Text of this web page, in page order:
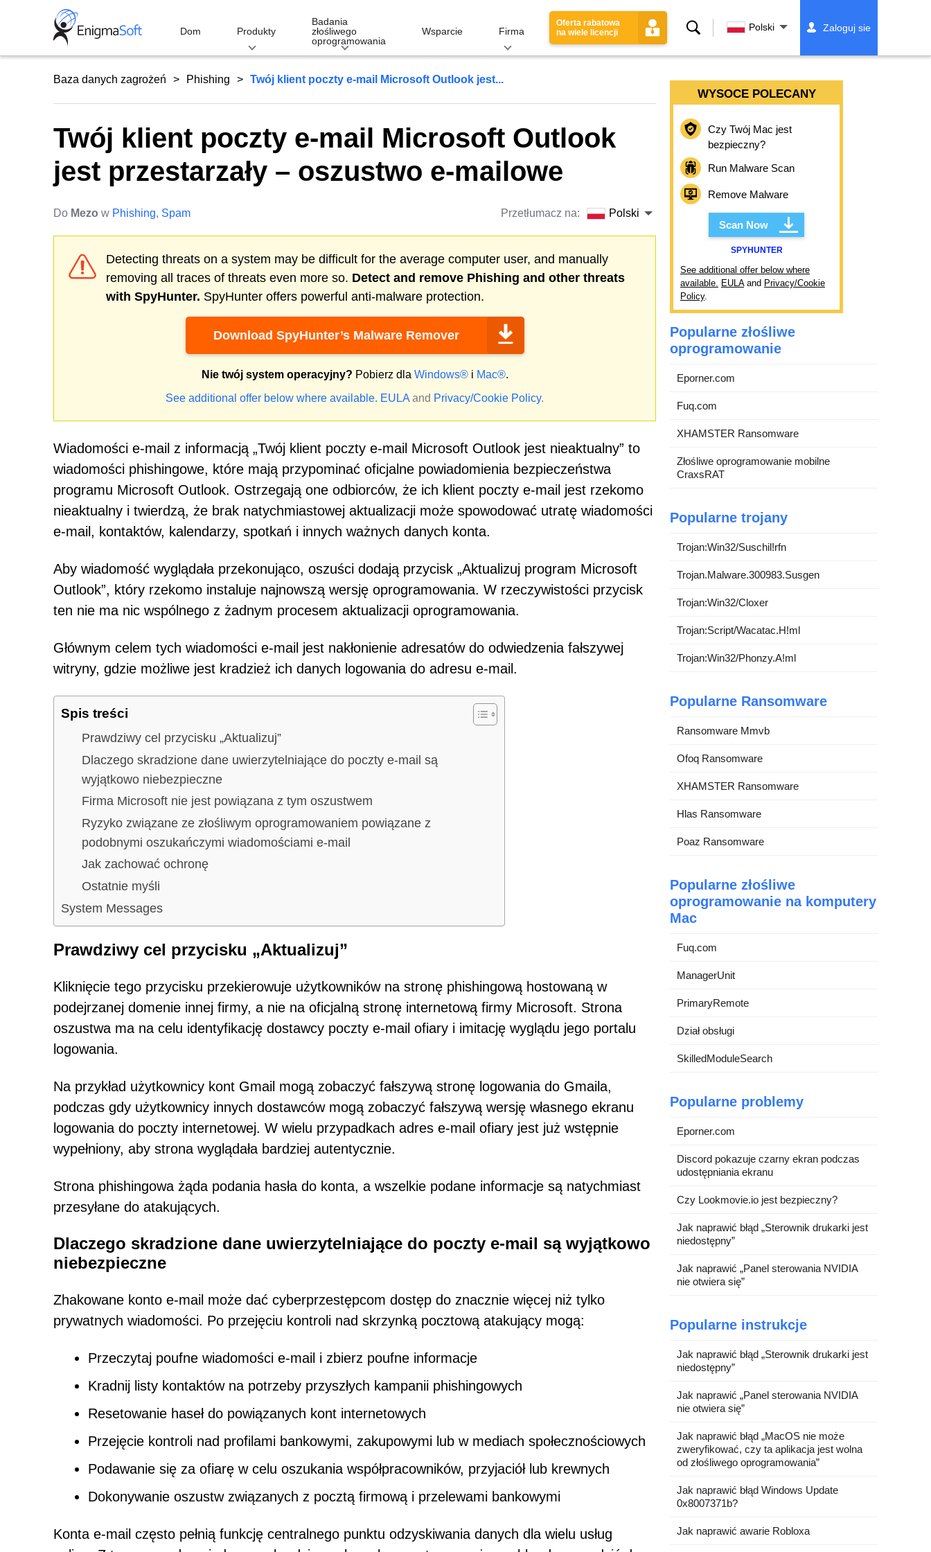
Dom Produkty
Badania
złośliwego
oprogramowania
Wsparcie Firma
Oferta rabatowa
na wiele licencji
Szukaj Polski Zaloguj sie
Baza danych zagrożeń Phishing Twój klient poczty e-mail Microsoft Outlook jest...
Twój klient poczty e-mail Microsoft Outlook
jest przestarzały – oszustwo e-mailowe
Do Mezo w Phishing, Spam Przetłumacz na: Polski
Detecting threats on a system may be difficult for the average computer user, and manually
removing all traces of threats even more so. Detect and remove Phishing and other threats
with SpyHunter. SpyHunter offers powerful anti-malware protection.
Download SpyHunter’s Malware Remover
Nie twój system operacyjny? Pobierz dla Windows®i Mac®.
See additional offer below where available. EULA and Privacy/Cookie Policy.
Wiadomości e-mail z informacją „Twój klient poczty e-mail Microsoft Outlook jest nieaktualny” to
wiadomości phishingowe, które mają przypominać oficjalne powiadomienia bezpieczeństwa
programu Microsoft Outlook. Ostrzegają one odbiorców, że ich klient poczty e-mail jest rzekomo
nieaktualny i twierdzą, że brak natychmiastowej aktualizacji może spowodować utratę wiadomości
e-mail, kontaktów, kalendarzy, spotkań i innych ważnych danych konta.
Aby wiadomość wyglądała przekonująco, oszuści dodają przycisk „Aktualizuj program Microsoft
Outlook”, który rzekomo instaluje najnowszą wersję oprogramowania. W rzeczywistości przycisk
ten nie ma nic wspólnego z żadnym procesem aktualizacji oprogramowania.
Głównym celem tych wiadomości e-mail jest nakłonienie adresatów do odwiedzenia fałszywej
witryny, gdzie możliwe jest kradzież ich danych logowania do adresu e-mail.
Spis treści
Prawdziwy cel przycisku „Aktualizuj”
Dlaczego skradzione dane uwierzytelniające do poczty e-mail są
wyjątkowo niebezpieczne
Firma Microsoft nie jest powiązana z tym oszustwem
Ryzyko związane ze złośliwym oprogramowaniem powiązane z
podobnymi oszukańczymi wiadomościami e-mail
Jak zachować ochronę
Ostatnie myśli
System Messages
Prawdziwy cel przycisku „Aktualizuj”
Kliknięcie tego przycisku przekierowuje użytkowników na stronę phishingową hostowaną w
podejrzanej domenie innej firmy, a nie na oficjalną stronę internetową firmy Microsoft. Strona
oszustwa ma na celu identyfikację dostawcy poczty e-mail ofiary i imitację wyglądu jego portalu
logowania.
Na przykład użytkownicy kont Gmail mogą zobaczyć fałszywą stronę logowania do Gmaila,
podczas gdy użytkownicy innych dostawców mogą zobaczyć fałszywą wersję własnego ekranu
logowania do poczty internetowej. W wielu przypadkach adres e-mail ofiary jest już wstępnie
wypełniony, aby strona wyglądała bardziej autentycznie.
Strona phishingowa żąda podania hasła do konta, a wszelkie podane informacje są natychmiast
przesyłane do atakujących.
Dlaczego skradzione dane uwierzytelniające do poczty e-mail są wyjątkowo
niebezpieczne
Zhakowane konto e-mail może dać cyberprzestępcom dostęp do znacznie więcej niż tylko
prywatnych wiadomości. Po przejęciu kontroli nad skrzynką pocztową atakujący mogą:
Przeczytaj poufne wiadomości e-mail i zbierz poufne informacje
Kradnij listy kontaktów na potrzeby przyszłych kampanii phishingowych
Resetowanie haseł do powiązanych kont internetowych
Przejęcie kontroli nad profilami bankowymi, zakupowymi lub w mediach społecznościowych
Podawanie się za ofiarę w celu oszukania współpracowników, przyjaciół lub krewnych
Dokonywanie oszustw związanych z pocztą firmową i przelewami bankowymi
Konta e-mail często pełnią funkcję centralnego punktu odzyskiwania danych dla wielu usług
WYSOCE POLECANY
Czy Twój Mac jest
bezpieczny?
Run Malware Scan
Remove Malware
Scan Now
SPYHUNTER
See additional offer below where
available. EULAand Privacy/Cookie
Policy.
Popularne złośliwe
oprogramowanie
Eporner.com
Fuq.com
XHAMSTER Ransomware
Złośliwe oprogramowanie mobilne
CraxsRAT
Popularne trojany
Trojan:Win32/Suschil!rfn
Trojan.Malware.300983.Susgen
Trojan:Win32/Cloxer
Trojan:Script/Wacatac.H!ml
Trojan:Win32/Phonzy.A!ml
Popularne Ransomware
Ransomware Mmvb
Ofoq Ransomware
XHAMSTER Ransomware
Hlas Ransomware
Poaz Ransomware
Popularne złośliwe
oprogramowanie na komputery
Mac
Fuq.com
ManagerUnit
PrimaryRemote
Dział obsługi
SkilledModuleSearch
Popularne problemy
Eporner.com
Discord pokazuje czarny ekran podczas
udostępniania ekranu
Czy Lookmovie.io jest bezpieczny?
Jak naprawić błąd „Sterownik drukarki jest
niedostępny”
Jak naprawić „Panel sterowania NVIDIA
nie otwiera się”
Popularne instrukcje
Jak naprawić błąd „Sterownik drukarki jest
niedostępny”
Jak naprawić „Panel sterowania NVIDIA
nie otwiera się”
Jak naprawić błąd „MacOS nie może
zweryfikować, czy ta aplikacja jest wolna
od złośliwego oprogramowania”
Jak naprawić błąd Windows Update
0x8007371b?
Jak naprawić awarie Robloxa